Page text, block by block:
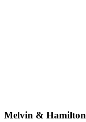
Melvin & Hamilton